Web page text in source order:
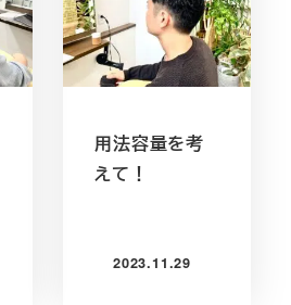
用法容量を考
えて！
投稿日
2023.11.29